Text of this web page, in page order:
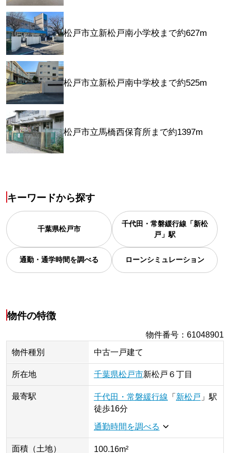
松戸市立新松戸南小学校まで約627m
松戸市立新松戸南中学校まで約525m
松戸市立馬橋西保育所まで約1397m
キーワードから探す
千葉県松戸市
千代田・常磐緩行線「新松
戸」駅
通勤・通学時間を調べる ローンシミュレーション
物件の特徴
物件番号 ：61048901
物件種別
中古一戸建て
所在地 千葉県松戸市新松戸 ６丁目
最寄駅 千代田・常磐緩行線 「 新松戸 」 駅
徒歩16分
通勤時間を調べる
面積（土地） 100.16m²